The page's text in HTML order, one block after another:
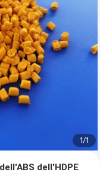
1/1
dell'HDPE